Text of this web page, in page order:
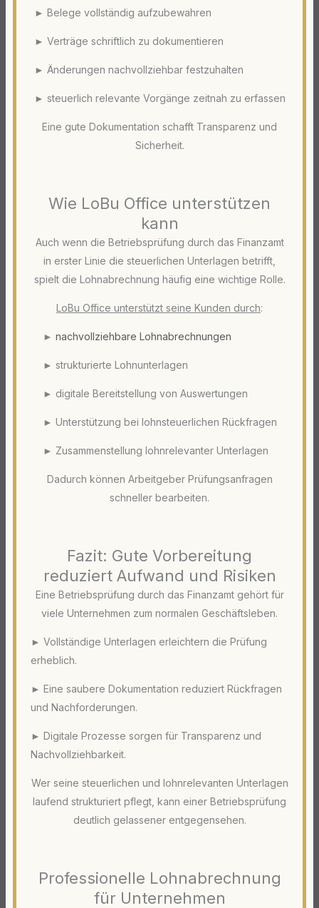
► Belege vollständig aufzubewahren
► Verträge schriftlich zu dokumentieren
► Änderungen nachvollziehbar festzuhalten
► steuerlich relevante Vorgänge zeitnah zu erfassen
Eine gute Dokumentation schafft Transparenz und
Sicherheit.
Wie LoBu Office unterstützen
kann
Auch wenn die Betriebsprüfung durch das Finanzamt
in erster Linie die steuerlichen Unterlagen betrifft,
spielt die Lohnabrechnung häufig eine wichtige Rolle.
LoBu Office unterstützt seine Kunden durch:
► nachvollziehbare Lohnabrechnungen
► strukturierte Lohnunterlagen
► digitale Bereitstellung von Auswertungen
► Unterstützung bei lohnsteuerlichen Rückfragen
► Zusammenstellung lohnrelevanter Unterlagen
Dadurch können Arbeitgeber Prüfungsanfragen
schneller bearbeiten.
Fazit: Gute Vorbereitung
reduziert Aufwand und Risiken
Eine Betriebsprüfung durch das Finanzamt gehört für
viele Unternehmen zum normalen Geschäftsleben.
► Vollständige Unterlagen erleichtern die Prüfung
erheblich.
► Eine saubere Dokumentation reduziert Rückfragen
und Nachforderungen.
► Digitale Prozesse sorgen für Transparenz und
Nachvollziehbarkeit.
Wer seine steuerlichen und lohnrelevanten Unterlagen
laufend strukturiert pflegt, kann einer Betriebsprüfung
deutlich gelassener entgegensehen.
Professionelle Lohnabrechnung
für Unternehmen